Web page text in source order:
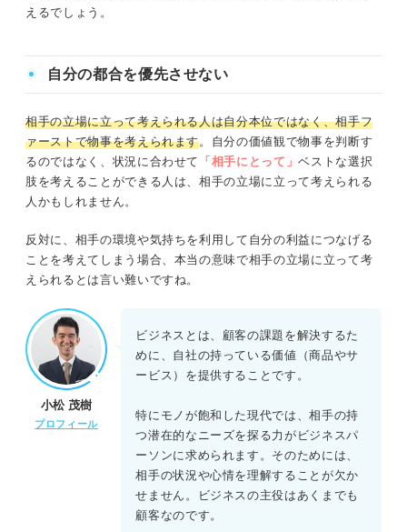
えるでしょう。
自分の都合を優先させない
相手の立場に立って考えられる人は自分本位ではなく、相手フ
ァーストで物事を考えられます。自分の価値観で物事を判断す
るのではなく、状況に合わせて 「相手にとって」ベストな選択
肢を考えることができる人は、相手の立場に立って考えられる
人かもしれません。
反対に、相手の環境や気持ちを利用して自分の利益につなげる
ことを考えてしまう場合、本当の意味で相手の立場に立って考
えられるとは言い難いですね。
小松 茂樹
プロフィール
ビジネスとは、顧客の課題を解決するた
めに、自社の持っている価値（商品やサ
ービス）を提供することです。
特にモノが飽和した現代では、相手の持
つ潜在的なニーズを探る力がビジネスパ
ーソンに求められます。そのためには、
相手の状況や心情を理解することが欠か
せません。ビジネスの主役はあくまでも
顧客なのです。